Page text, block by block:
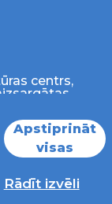
centrs,
Apstiprināt
visas
Rādīt izvēli